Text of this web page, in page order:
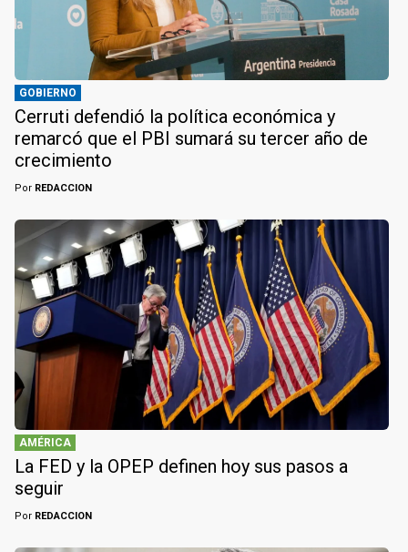
GOBIERNO
Cerruti defendió la política económica y
remarcó que el PBI sumará su tercer año de
crecimiento
Por REDACCION
AMÉRICA
La FED y la OPEP definen hoy sus pasos a
seguir
Por REDACCION